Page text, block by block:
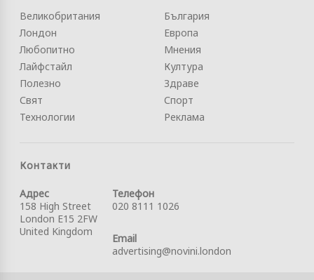
Великобритания
Лондон
Любопитно
Лайфстайл
Полезно
Свят
Технологии
България
Европа
Мнения
Култура
Здраве
Спорт
Реклама
Контакти
Адрес
158 High Street
London E15 2FW
United Kingdom
Телефон
020 8111 1026
Email
advertising@novini.london